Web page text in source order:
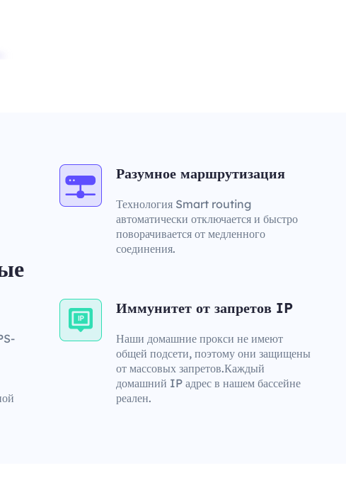
Разумное маршрутизация
Технология Smart routing
автоматически отключается и быстро
поворачивается от медленного
соединения.
Иммунитет от запретов IP
Наши домашние прокси не имеют
общей подсети, поэтому они защищены
от массовых запретов.Каждый
домашний IP адрес в нашем бассейне
реален.